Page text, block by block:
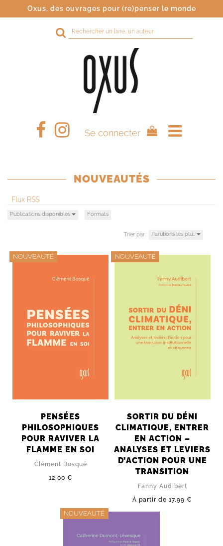
Oxus, des ouvrages pour (re)penser le monde
Rechercher
sur
site
Se connecter
NOUVEAUTÉS
Flux RSS
Publications disponibles Formats
Trier par : Parutions les plu…
NOUVEAUTÉ
PENSÉES
PHILOSOPHIQUES
POUR RAVIVER LA
FLAMME EN SOI
Clément Bosqué
12,00 €
NOUVEAUTÉ
SORTIR DU DÉNI
CLIMATIQUE, ENTRER
EN ACTION –
ANALYSES ET LEVIERS
D’ACTION POUR UNE
TRANSITION
Fanny Audibert
À partir de17,99 €
NOUVEAUTÉ